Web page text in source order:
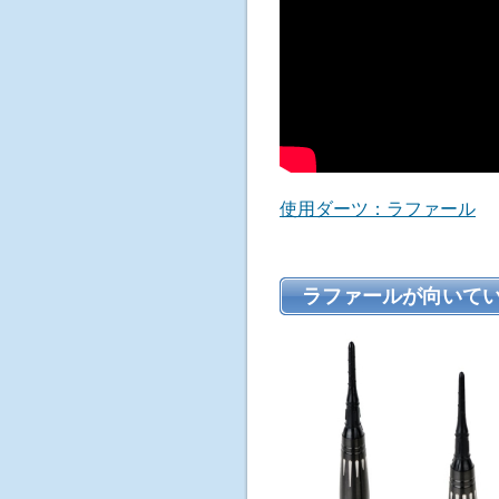
使用ダーツ：ラファール
ラファールが向いて